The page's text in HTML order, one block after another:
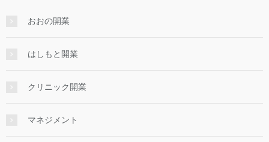
おおの開業
はしもと開業
クリニック開業
マネジメント